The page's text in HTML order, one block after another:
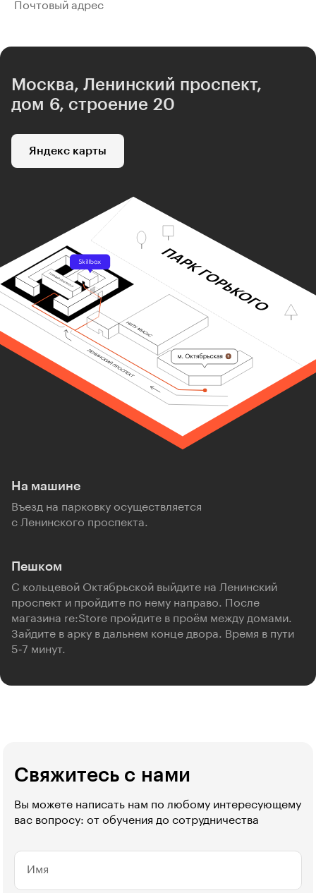
Почтовый адрес
Москва, Ленинский проспект,
дом 6, строение 20
Яндекс карты
На машине
Въезд на парковку осуществляется
с Ленинского проспекта.
Пешком
С кольцевой Октябрьской выйдите на Ленинский
проспект и пройдите по нему направо. После
магазина re:Store пройдите в проём между домами.
Зайдите в арку в дальнем конце двора. Время в пути
5‑7 минут.
Свяжитесь с нами
Вы можете написать нам по любому интересующему
вас вопросу: от обучения до сотрудничества
Имя